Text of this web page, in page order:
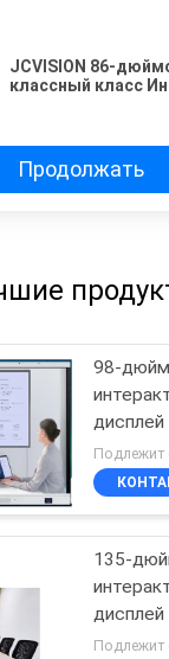
JCVISION 86-
классный класс
Продолжать
98-
дисплей
135-
дисплей